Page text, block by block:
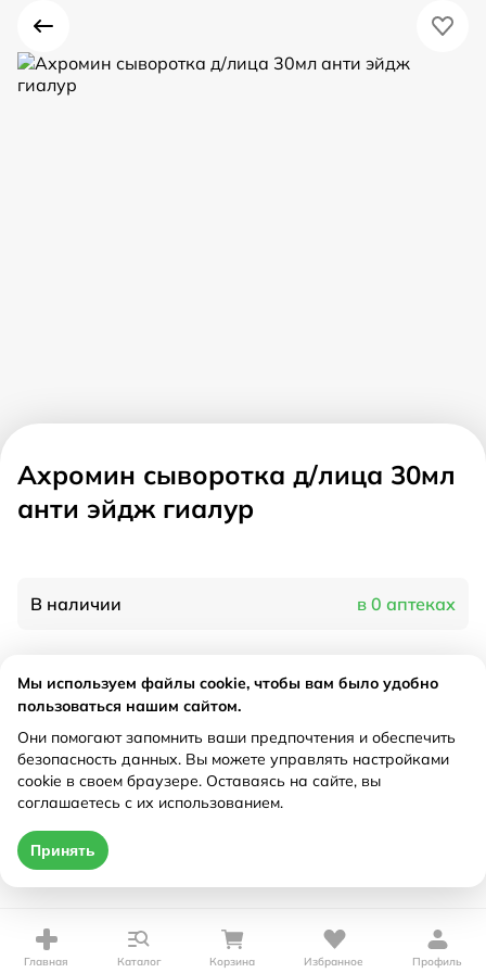
Ахромин сыворотка д/лица 30мл
анти эйдж гиалур
В наличии в 0 аптеках
Характеристики
Рецепт
Не требуется
Главная Каталог Корзина Избранное Профиль
Мы используем файлы cookie, чтобы вам было удобно
пользоваться нашим сайтом.
Они помогают запомнить ваши предпочтения и обеспечить
безопасность данных. Вы можете управлять настройками
cookie в своем браузере. Оставаясь на сайте, вы
соглашаетесь с их использованием.
Принять